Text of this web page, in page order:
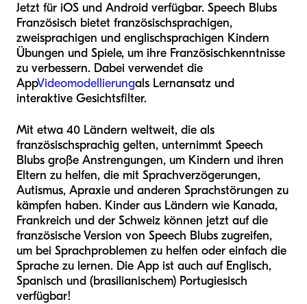
Jetzt für iOS und Android verfügbar. Speech Blubs
Französisch bietet französischsprachigen,
zweisprachigen und englischsprachigen Kindern
Übungen und Spiele, um ihre Französischkenntnisse
zu verbessern. Dabei verwendet die
AppVideomodellierungals Lernansatz und
interaktive Gesichtsfilter.
Mit etwa 40 Ländern weltweit, die als
französischsprachig gelten, unternimmt Speech
Blubs große Anstrengungen, um Kindern und ihren
Eltern zu helfen, die mit Sprachverzögerungen,
Autismus, Apraxie und anderen Sprachstörungen zu
kämpfen haben. Kinder aus Ländern wie Kanada,
Frankreich und der Schweiz können jetzt auf die
französische Version von Speech Blubs zugreifen,
um bei Sprachproblemen zu helfen oder einfach die
Sprache zu lernen. Die App ist auch auf Englisch,
Spanisch und (brasilianischem) Portugiesisch
verfügbar!